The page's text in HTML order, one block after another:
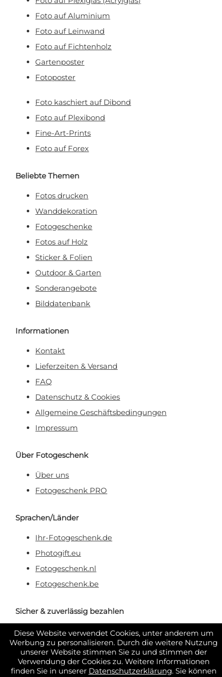
Diese Website verwendet Cookies, unter anderem um
Werbung zu personalisieren. Durch die weitere Nutzung
unserer Website stimmen Sie zu und stimmen der
Verwendung der Cookies zu. Weitere Informationen
finden Sie in unserer Datenschutzerklärung. Sie können
Foto auf Aluminium
Foto auf Leinwand
Foto auf Fichtenholz
Gartenposter
Fotoposter
Foto kaschiert auf Dibond
Foto auf Plexibond
Fine-Art-Prints
Foto auf Forex
Beliebte Themen
Fotos drucken
Wanddekoration
Fotogeschenke
Fotos auf Holz
Sticker & Folien
Outdoor & Garten
Sonderangebote
Bilddatenbank
Informationen
Kontakt
Lieferzeiten & Versand
FAQ
Datenschutz & Cookies
Allgemeine Geschäftsbedingungen
Impressum
Über Fotogeschenk
Über uns
Fotogeschenk PRO
Sprachen/Länder
Ihr-Fotogeschenk.de
Photogift.eu
Fotogeschenk.nl
Fotogeschenk.be
Sicher & zuverlässig bezahlen